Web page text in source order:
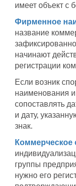
имеет объект с
Фирменное
название
начинают
регистрации
Если возник
наименования и
сопоставлять
и дату,
знак.
Коммерческое
группы
нужно его